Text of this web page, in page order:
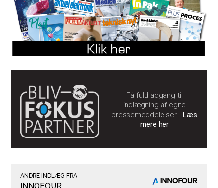
Få fuld adgang til
indlægning af egne
pressemeddelelser…Læs
mere her
ANDRE INDLÆG FRA
INNOFOUR